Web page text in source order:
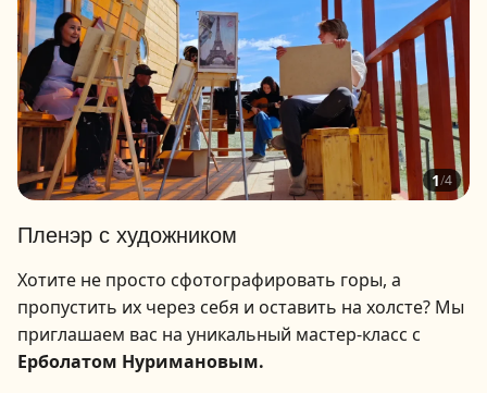
1/4
Пленэр с художником
Хотите не просто сфотографировать горы, а
пропустить их через себя и оставить на холсте? Мы
приглашаем вас на уникальный мастер-класс с
Ерболатом Нуримановым.